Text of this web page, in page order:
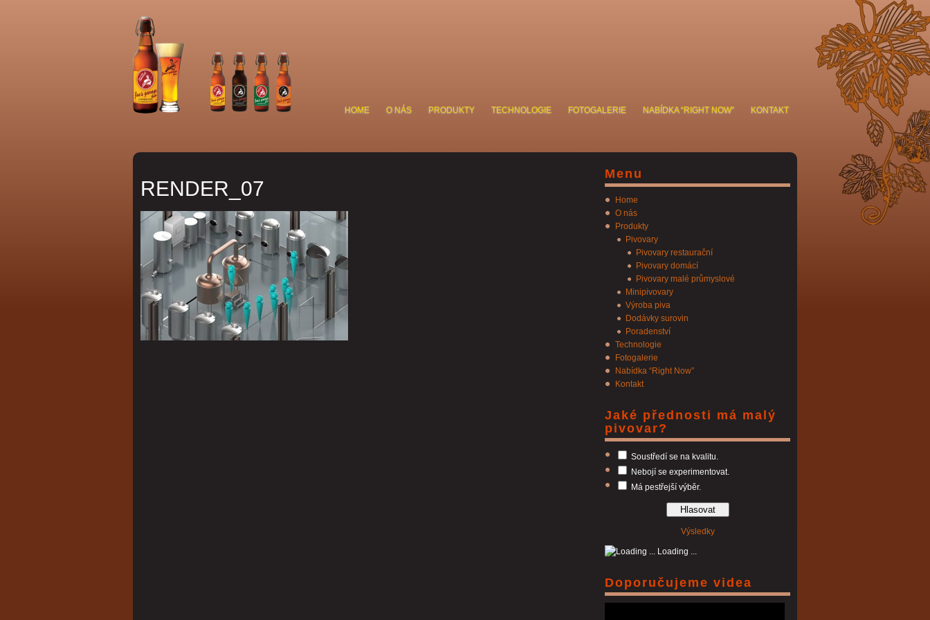
HOME O NÁS PRODUKTY TECHNOLOGIE FOTOGALERIE NABÍDKA “RIGHT NOW” KONTAKT
RENDER_07
Menu
Home
O nás
Produkty
Pivovary
Pivovary restaurační
Pivovary domácí
Pivovary malé průmyslové
Minipivovary
Výroba piva
Dodávky surovin
Poradenství
Technologie
Fotogalerie
Nabídka “Right Now”
Kontakt
Jaké přednosti má malý
pivovar?
Soustředí se na kvalitu.
Nebojí se experimentovat.
Má pestřejší výběr.
Výsledky
Loading ...
Doporučujeme videa